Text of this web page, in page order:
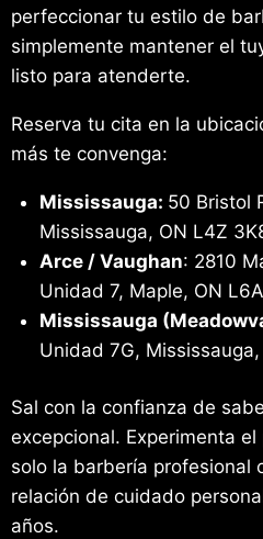
perfeccionar tu estilo de
simplemente mantener el
listo para atenderte.
Reserva tu cita en la
más te convenga:
Mississauga: 50 Bristol
Mississauga, ON L4Z
Arce / Vaughan: 2810
Unidad 7, Maple, ON
Mississauga
Unidad 7G,
Sal con la confianza de
excepcional. Experimenta
solo la barbería profesional
relación de cuidado
años.